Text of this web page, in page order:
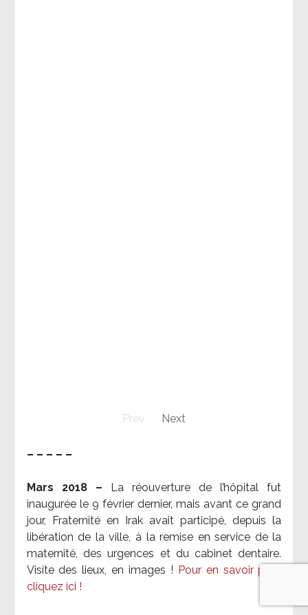
Prev Next
– – – – –
Mars 2018 –
La réouverture de l’hôpital fut
inaugurée le 9 février dernier, mais avant ce grand
jour, Fraternité en Irak avait participé, depuis la
libération de la ville, à la remise en service de la
maternité, des urgences et du cabinet dentaire.
Visite des lieux, en images ! Pour en savoir plus,
cliquez ici !